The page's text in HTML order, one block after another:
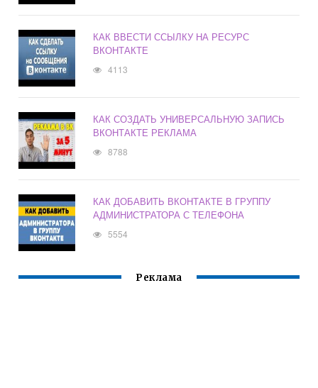
КАК ВВЕСТИ ССЫЛКУ НА РЕСУРС
ВКОНТАКТЕ
4113
КАК СОЗДАТЬ УНИВЕРСАЛЬНУЮ ЗАПИСЬ
ВКОНТАКТЕ РЕКЛАМА
8788
КАК ДОБАВИТЬ ВКОНТАКТЕ В ГРУППУ
АДМИНИСТРАТОРА С ТЕЛЕФОНА
5554
Реклама